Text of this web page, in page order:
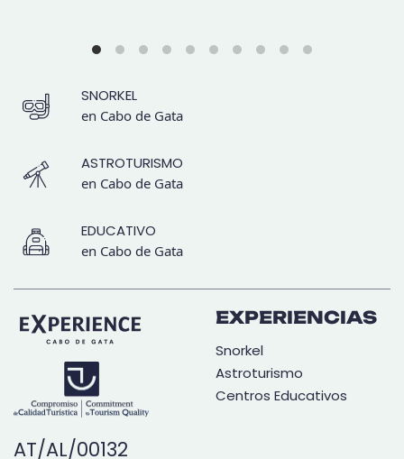
SNORKEL
en Cabo de Gata
ASTROTURISMO
en Cabo de Gata
EDUCATIVO
en Cabo de Gata
AT/AL/00132
EXPERIENCIAS
Snorkel
Astroturismo
Centros Educativos